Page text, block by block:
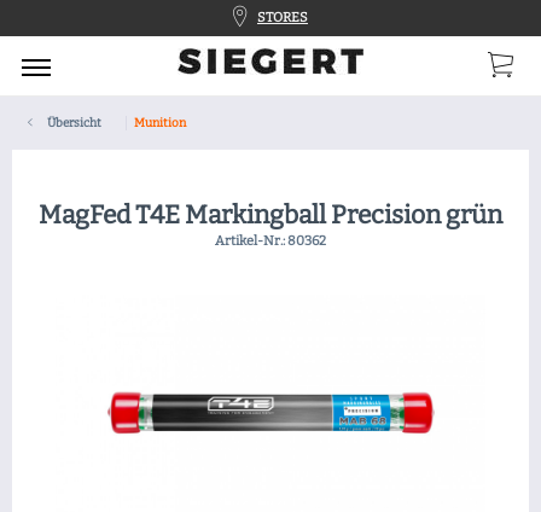
STORES
Übersicht Munition
MagFed T4E Markingball Precision grün
Artikel-Nr.:80362